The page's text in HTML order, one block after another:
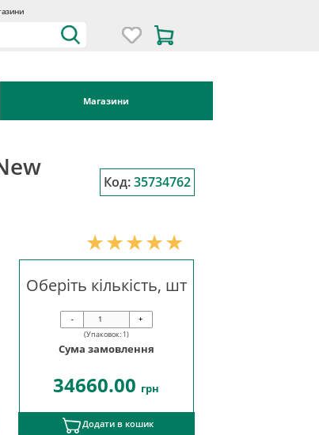
Магазини
Код: 35734762
Оберіть кількість, шт
-
+
(Упаковок: 1)
Сума замовлення
34660.00 грн
Додати в кошик